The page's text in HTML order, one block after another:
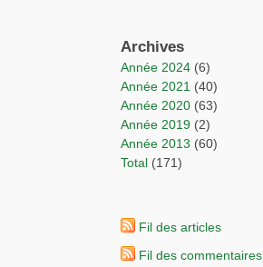
Archives
année 2024 (6)
année 2021 (40)
année 2020 (63)
année 2019 (2)
année 2013 (60)
total (171)
Fil des articles
Fil des commentaires